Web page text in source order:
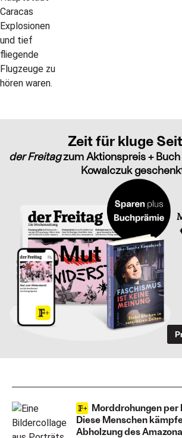
Zeit für kluge
der Freitagzum Aktionspreis +
Kowalczuk
Morddrohungen per
Diese Menschen
Abholzung des